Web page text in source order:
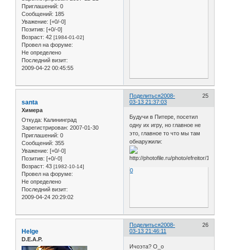
Приглашений: 0
Сообщений: 185
Уважение: [+0/-0]
Позитив: [+0/-0]
Возраст: 42 [1984-01-02]
Провел на форуме:
Не определено
Последний визит:
2009-04-22 00:45:55
Поделиться 25
2008-
03-13 21:37:03
santa
Химера
Откуда: Калининград
Зарегистрирован: 2007-01-30
Приглашений: 0
Сообщений: 355
Уважение: [+0/-0]
Позитив: [+0/-0]
Возраст: 43 [1982-10-14]
Провел на форуме:
Не определено
Последний визит:
2009-04-24 20:29:02
Будучи в Питере, посетил
одну их игру, но главное не
это, главное то что мы там
обнаружили:
0
Поделиться 26
2008-
03-13 21:46:11
Helge
D.E.A.P.
Ичоэта? О_о